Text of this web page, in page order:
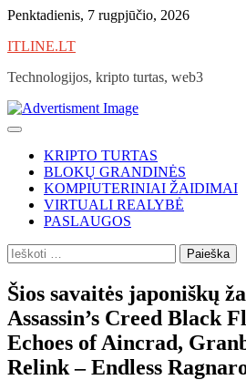
Skip
content
Penktadienis, 7 rugpjūčio, 2026
ITLINE.LT
Technologijos, kripto turtas, web3
KRIPTO TURTAS
BLOKŲ GRANDINĖS
KOMPIUTERINIAI ŽAIDIMAI
VIRTUALI REALYBĖ
PASLAUGOS
Ieškoti:
Šios savaitės japoniškų
Assassin’s Creed Black
Echoes of Aincrad,
Relink – Endless